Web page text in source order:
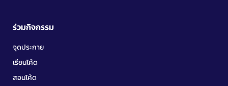
ร่วมกิจกรรม
จุดประกาย
เรียนโค้ด
สอนโค้ด